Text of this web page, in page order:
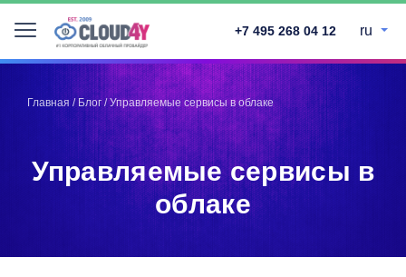
+7 495 268 04 12 ru
Главная /Блог/Управляемые сервисы в облаке
Управляемые сервисы в
облаке
Telegram
Запинить
Твитнуть
LinkedIn
Facebook
ВКонтакте
Telegram
Запинить
Твитнуть
LinkedIn
Facebook
ВКонтакте